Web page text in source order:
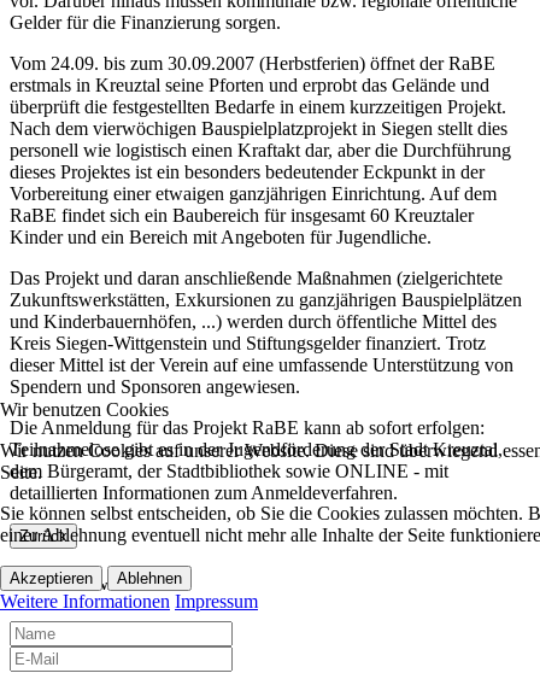
Gelder für die Finanzierung sorgen.
Vom 24.09. bis zum 30.09.2007 (Herbstferien) öffnet der RaBE
erstmals in Kreuztal seine Pforten und erprobt das Gelände und
überprüft die festgestellten Bedarfe in einem kurzzeitigen Projekt.
Nach dem vierwöchigen Bauspielplatzprojekt in Siegen stellt dies
personell wie logistisch einen Kraftakt dar, aber die Durchführung
dieses Projektes ist ein besonders bedeutender Eckpunkt in der
Vorbereitung einer etwaigen ganzjährigen Einrichtung. Auf dem
RaBE findet sich ein Baubereich für insgesamt 60 Kreuztaler
Kinder und ein Bereich mit Angeboten für Jugendliche.
Das Projekt und daran anschließende Maßnahmen (zielgerichtete
Zukunftswerkstätten, Exkursionen zu ganzjährigen Bauspielplätzen
und Kinderbauernhöfen, ...) werden durch öffentliche Mittel des
Kreis Siegen-Wittgenstein und Stiftungsgelder finanziert. Trotz
dieser Mittel ist der Verein auf eine umfassende Unterstützung von
Spendern und Sponsoren angewiesen.
Die Anmeldung für das Projekt RaBE kann ab sofort erfolgen:
Teilnahmelose gibt es in der Jugendförderung der Stadt Kreuztal,
dem Bürgeramt, der Stadtbibliothek sowie ONLINE - mit
detaillierten Informationen zum Anmeldeverfahren.
Zurück
RaBauKi-Newsletter
Wir benutzen Cookies
Wir nutzen Cookies auf unserer Website. Diese sind überwiegend
Seite.
Sie können selbst entscheiden, ob Sie die Cookies zulassen möchten.
einer Ablehnung eventuell nicht mehr alle Inhalte der Seite
Akzeptieren Ablehnen
Weitere Informationen Impressum